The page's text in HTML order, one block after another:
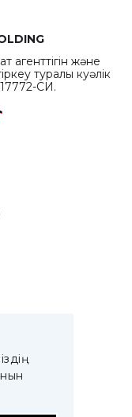
агенттігін және
туралы куәлік
СИ.